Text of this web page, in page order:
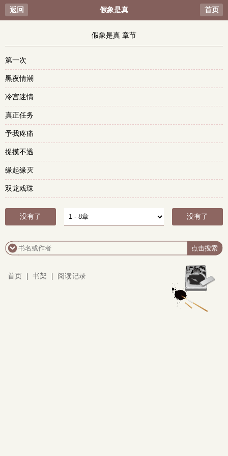
返回 假象是真 首页
假象是真 章节
第一次
黑夜情潮
冷宫迷情
真正任务
予我疼痛
捉摸不透
缘起缘灭
双龙戏珠
没有了 没有了
首页 书架 阅读记录